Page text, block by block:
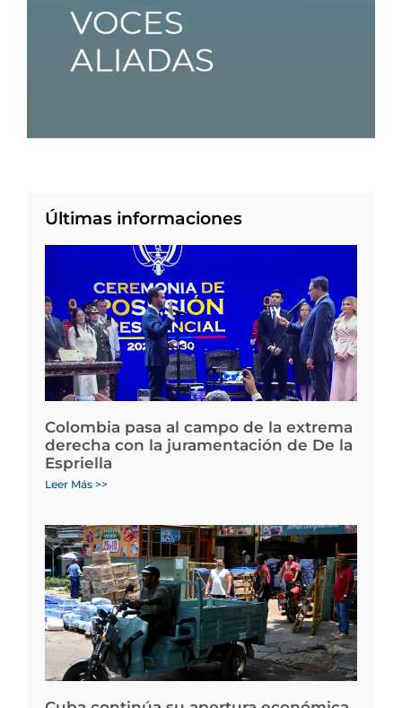
Últimas informaciones
Colombia pasa al campo de la extrema
derecha con la juramentación de De la
Espriella
Leer Más >>